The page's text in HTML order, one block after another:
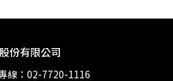
份有限公司
線：02-7720-1116